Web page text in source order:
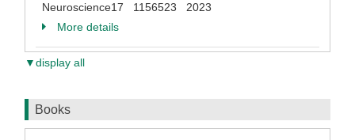
Neuroscience17 1156523 2023
More details
▼display all
Books